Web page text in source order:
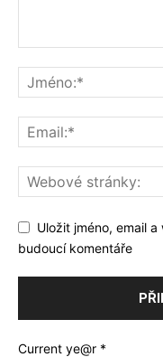
Uložit jméno, email
budoucí komentáře
Current ye@r *